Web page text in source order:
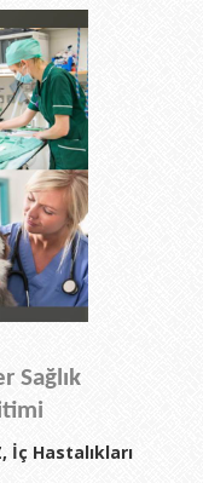
Sağlık
, İç Hastalıkları